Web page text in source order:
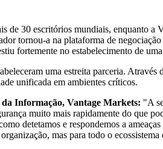
de 30 escritórios mundiais, enquanto
tornou-a na plataforma de
fortemente no estabelecimento de
uma estreita parceria.
unificada em ambientes críticos.
Informação, Vantage Markets: "A
muito mais rapidamente do que
detetamos e respondemos a
mas para todo o